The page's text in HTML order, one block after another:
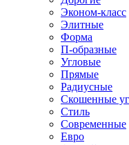
Эконом-класс
Элитные
Форма
П-образные
Угловые
Прямые
Радиусные
Скошенные
Стиль
Современные
Евро